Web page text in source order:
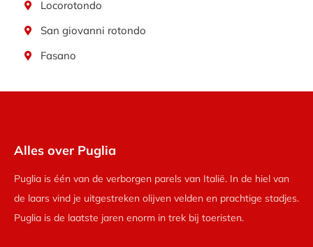
Locorotondo
San giovanni rotondo
Fasano
Alles over Puglia
Puglia is één van de verborgen parels van Italië. In de hiel van
de laars vind je uitgestreken olijven velden en prachtige stadjes.
Puglia is de laatste jaren enorm in trek bij toeristen.